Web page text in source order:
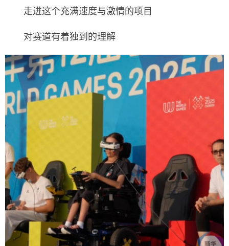
走进这个充满速度与激情的项目
对赛道有着独到的理解